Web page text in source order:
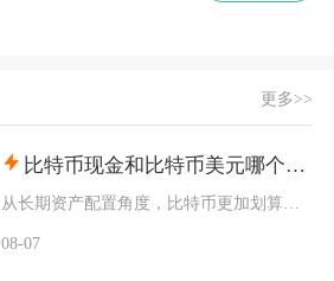
更多>>
比特币现金和比特币美元哪个划算
08-07